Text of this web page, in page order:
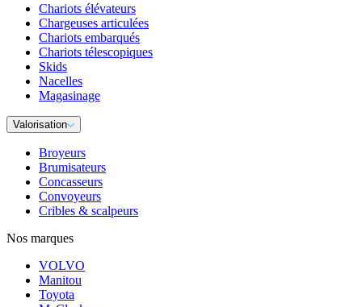
Chariots élévateurs
Chargeuses articulées
Chariots embarqués
Chariots télescopiques
Skids
Nacelles
Magasinage
Valorisation
Broyeurs
Brumisateurs
Concasseurs
Convoyeurs
Cribles & scalpeurs
Nos marques
VOLVO
Manitou
Toyota